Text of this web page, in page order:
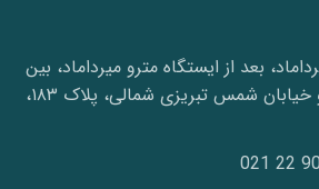
بعد از ایستگاه مترو میرداماد، بین
خیابان کازرون شمالی و خیابان شمس تبریزی شمالی، پلاک ۱۸۳،
021 22